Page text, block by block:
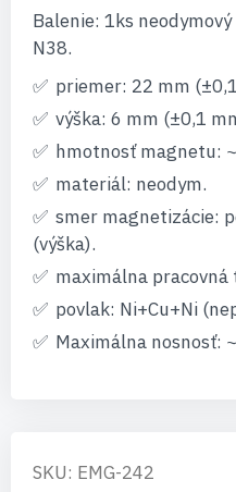
Balenie: 1ks
N38.
priemer: 22 mm
výška: 6 mm (±0,1
hmotnosť magnetu:
materiál: neodym.
smer magnetizácie:
(výška).
maximálna pracovná
povlak: Ni+Cu+Ni
Maximálna nosnosť:
SKU: EMG-242